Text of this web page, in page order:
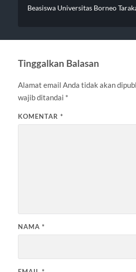
Beasiswa Universitas Borneo
Tinggalkan Balasan
Alamat email Anda tidak akan
wajib ditandai *
KOMENTAR *
NAMA *